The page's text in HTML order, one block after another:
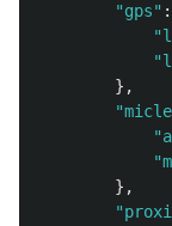
"gps" :
"
"
},
"
"
"
},
"